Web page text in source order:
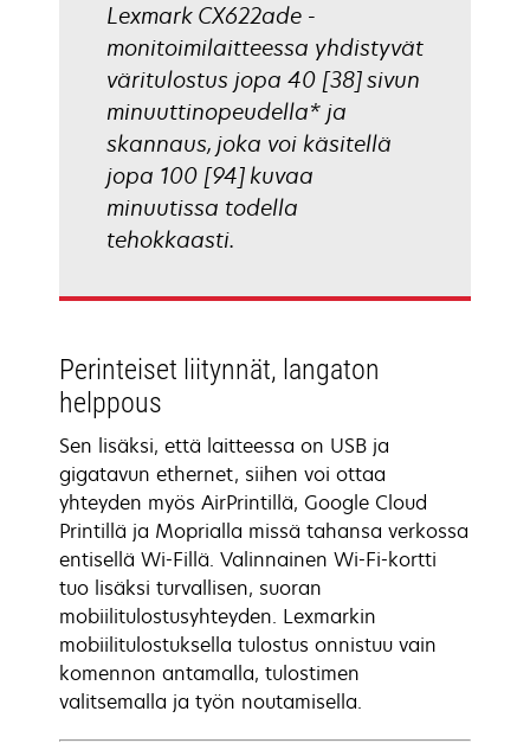
Lexmark CX622ade -
monitoimilaitteessa yhdistyvät
väritulostus jopa 40 [38] sivun
minuuttinopeudella* ja
skannaus, joka voi käsitellä
jopa 100 [94] kuvaa
minuutissa todella
tehokkaasti.
Perinteiset liitynnät, langaton
helppous
Sen lisäksi, että laitteessa on USB ja
gigatavun ethernet, siihen voi ottaa
yhteyden myös AirPrintillä, Google Cloud
Printillä ja Moprialla missä tahansa verkossa
entisellä Wi-Fillä. Valinnainen Wi-Fi-kortti
tuo lisäksi turvallisen, suoran
mobiilitulostusyhteyden. Lexmarkin
mobiilitulostuksella tulostus onnistuu vain
komennon antamalla, tulostimen
valitsemalla ja työn noutamisella.